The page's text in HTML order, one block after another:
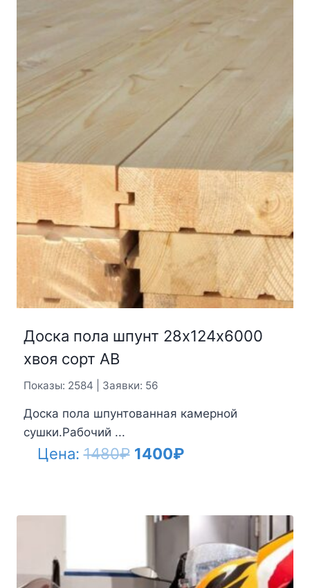
Доска пола шпунт 28х124х6000
хвоя сорт АВ
Показы: 2584 | Заявки: 56
Доска пола шпунтованная камерной
сушки.Рабочий ...
Цена:1480₽ Первоначальная
1480₽.
1400₽Текущая